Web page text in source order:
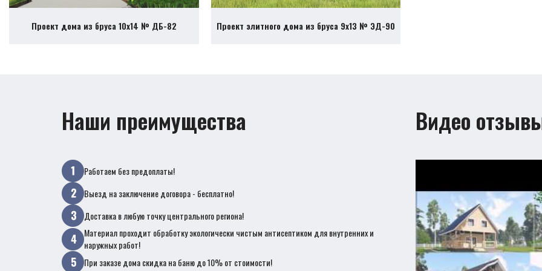
Проект дома из бруса 10х14 № ДБ-82 Проект элитного дома из бруса 9х13 № ЭД-90
Наши преимущества
Работаем без предоплаты!
Выезд на заключение договора - бесплатно!
Доставка в любую точку центрального региона!
Материал проходит обработку экологически чистым антисептиком для внутренних и
наружных работ!
При заказе дома скидка на баню до 10% от стоимости!
Видео